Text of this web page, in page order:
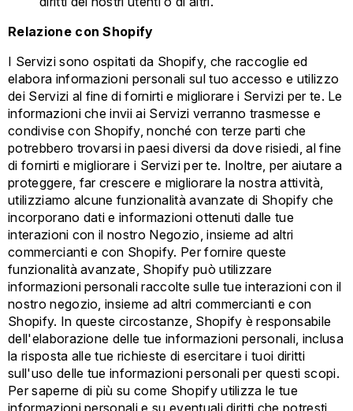
Relazione con Shopify
I Servizi sono ospitati da Shopify, che raccoglie ed
elabora informazioni personali sul tuo accesso e utilizzo
dei Servizi al fine di fornirti e migliorare i Servizi per te. Le
informazioni che invii ai Servizi verranno trasmesse e
condivise con Shopify, nonché con terze parti che
potrebbero trovarsi in paesi diversi da dove risiedi, al fine
di fornirti e migliorare i Servizi per te. Inoltre, per aiutare a
proteggere, far crescere e migliorare la nostra attività,
utilizziamo alcune funzionalità avanzate di Shopify che
incorporano dati e informazioni ottenuti dalle tue
interazioni con il nostro Negozio, insieme ad altri
commercianti e con Shopify. Per fornire queste
funzionalità avanzate, Shopify può utilizzare
informazioni personali raccolte sulle tue interazioni con il
nostro negozio, insieme ad altri commercianti e con
Shopify. In queste circostanze, Shopify è responsabile
dell'elaborazione delle tue informazioni personali, inclusa
la risposta alle tue richieste di esercitare i tuoi diritti
sull'uso delle tue informazioni personali per questi scopi.
Per saperne di più su come Shopify utilizza le tue
informazioni personali e su eventuali diritti che potresti